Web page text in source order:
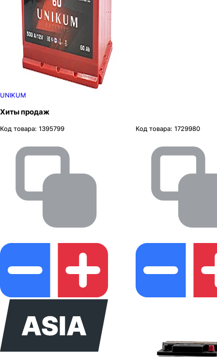
UNIKUM
Хиты продаж
Код товара: 1395799 Код товара: 1729980